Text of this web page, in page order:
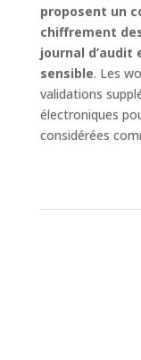
proposent un
chiffrement
journal
sensible. Les
validations
électroniques
considérées